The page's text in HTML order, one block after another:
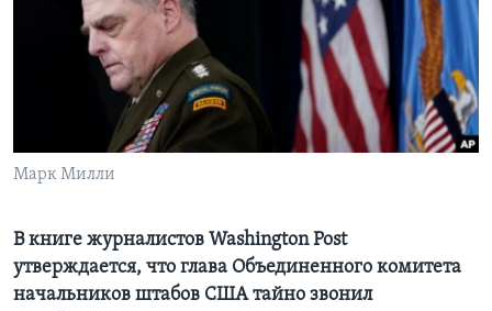
Learning English
СОЦИАЛЬНЫЕ СЕТИ
Марк Милли
В книге журналистов Washington Post
утверждается, что глава Объединенного комитета
начальников штабов США тайно звонил